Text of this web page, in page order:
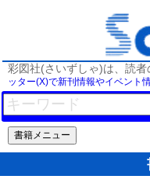
彩図社(さいずしゃ)は、読者
ッター(X)で新刊情報やイベント